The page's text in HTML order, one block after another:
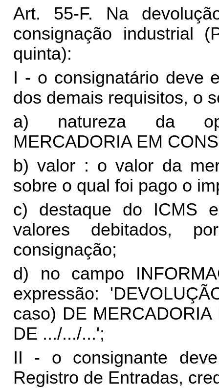
Art. 55-F. Na
consignação industrial
quinta):
I - o consignatário deve
dos demais requisitos, o
a) natureza da
MERCADORIA EM
b) valor : o valor da
sobre o qual foi pago o
c) destaque do ICMS
valores debitados,
consignação;
d) no campo
expressão:
caso) DE
DE .../.../...';
II - o consignante
Registro de Entradas,